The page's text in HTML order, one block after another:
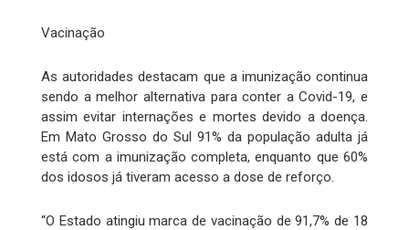
Vacinação
As autoridades destacam que a imunização continua
sendo a melhor alternativa para conter a Covid-19, e
assim evitar internações e mortes devido a doença.
Em Mato Grosso do Sul 91% da população adulta já
está com a imunização completa, enquanto que 60%
dos idosos já tiveram acesso a dose de reforço.
“O Estado atingiu marca de vacinação de 91,7% de 18